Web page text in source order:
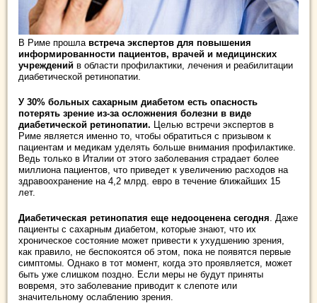
В Риме прошла встреча экспертов для повышения
информированности пациентов, врачей и медицинских
учреждений в области профилактики, лечения и реабилитации
диабетической ретинопатии.
У 30% больных сахарным диабетом есть опасность
потерять зрение из-за осложнения болезни в виде
диабетической ретинопатии. Целью встречи экспертов в
Риме является именно то, чтобы обратиться с призывом к
пациентам и медикам уделять больше внимания профилактике.
Ведь только в Италии от этого заболевания страдает более
миллиона пациентов, что приведет к увеличению расходов на
здравоохранение на 4,2 млрд. евро в течение ближайших 15
лет.
Диабетическая ретинопатия еще недооценена сегодня . Даже
пациенты с сахарным диабетом, которые знают, что их
хроническое состояние может привести к ухудшению зрения,
как правило, не беспокоятся об этом, пока не появятся первые
симптомы. Однако в тот момент, когда это проявляется, может
быть уже слишком поздно. Если меры не будут приняты
вовремя, это заболевание приводит к слепоте или
значительному ослаблению зрения.